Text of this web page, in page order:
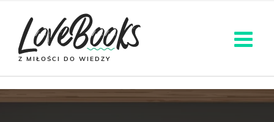
Z MIŁOŚCI DO WIEDZY